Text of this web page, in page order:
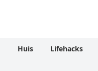
Huis Lifehacks